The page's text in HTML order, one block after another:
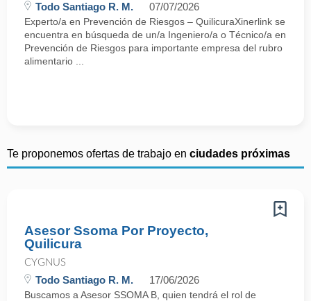
Todo Santiago R. M. 07/07/2026
Experto/a en Prevención de Riesgos – QuilicuraXinerlink se
encuentra en búsqueda de un/a Ingeniero/a o Técnico/a en
Prevención de Riesgos para importante empresa del rubro
alimentario ...
Te proponemos ofertas de trabajo en ciudades próximas
Asesor Ssoma Por Proyecto,
Quilicura
CYGNUS
Todo Santiago R. M. 17/06/2026
Buscamos a Asesor SSOMA B, quien tendrá el rol de